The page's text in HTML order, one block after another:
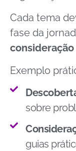
Cada tema
fase da
consideração
Exemplo
sobre
guias